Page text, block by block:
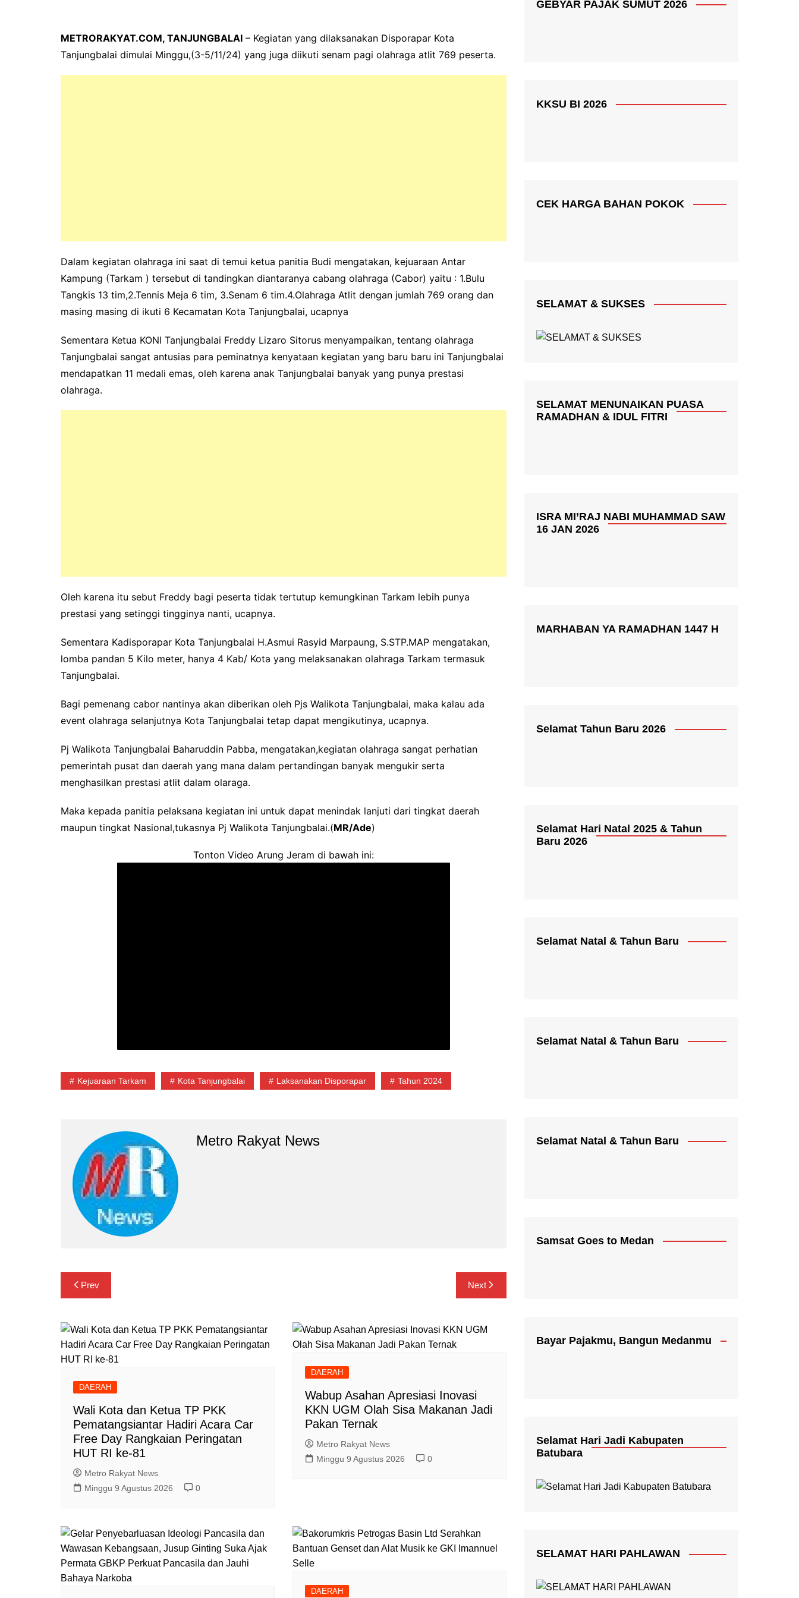
METRORAKYAT.COM, TANJUNGBALAI – Kegiatan yang dilaksanakan Disporapar Kota
Tanjungbalai dimulai Minggu,(3-5/11/24) yang juga diikuti senam pagi olahraga atlit 769 peserta.
Dalam kegiatan olahraga ini saat di temui ketua panitia Budi mengatakan, kejuaraan Antar
Kampung (Tarkam ) tersebut di tandingkan diantaranya cabang olahraga (Cabor) yaitu : 1.Bulu
Tangkis 13 tim,2.Tennis Meja 6 tim, 3.Senam 6 tim.4.Olahraga Atlit dengan jumlah 769 orang dan
masing masing di ikuti 6 Kecamatan Kota Tanjungbalai, ucapnya
Sementara Ketua KONI Tanjungbalai Freddy Lizaro Sitorus menyampaikan, tentang olahraga
Tanjungbalai sangat antusias para peminatnya kenyataan kegiatan yang baru baru ini Tanjungbalai
mendapatkan 11 medali emas, oleh karena anak Tanjungbalai banyak yang punya prestasi
olahraga.
Oleh karena itu sebut Freddy bagi peserta tidak tertutup kemungkinan Tarkam lebih punya
prestasi yang setinggi tingginya nanti, ucapnya.
Sementara Kadisporapar Kota Tanjungbalai H.Asmui Rasyid Marpaung, S.STP.MAP mengatakan,
lomba pandan 5 Kilo meter, hanya 4 Kab/ Kota yang melaksanakan olahraga Tarkam termasuk
Tanjungbalai.
Bagi pemenang cabor nantinya akan diberikan oleh Pjs Walikota Tanjungbalai, maka kalau ada
event olahraga selanjutnya Kota Tanjungbalai tetap dapat mengikutinya, ucapnya.
Pj Walikota Tanjungbalai Baharuddin Pabba, mengatakan,kegiatan olahraga sangat perhatian
pemerintah pusat dan daerah yang mana dalam pertandingan banyak mengukir serta
menghasilkan prestasi atlit dalam olaraga.
Maka kepada panitia pelaksana kegiatan ini untuk dapat menindak lanjuti dari tingkat daerah
maupun tingkat Nasional,tukasnya Pj Walikota Tanjungbalai.(MR/Ade)
Tonton Video Arung Jeram di bawah ini:
Kejuaraan Tarkam Kota Tanjungbalai Laksanakan Disporapar Tahun 2024
Metro Rakyat News
Navigasi
pos
Prev Next
DAERAH
Wali Kota dan Ketua TP PKK
Pematangsiantar Hadiri Acara Car
Free Day Rangkaian Peringatan
HUT RI ke-81
Metro Rakyat News
Minggu 9 Agustus 2026
0
DAERAH
Wabup Asahan Apresiasi Inovasi
KKN UGM Olah Sisa Makanan Jadi
Pakan Ternak
Metro Rakyat News
Minggu 9 Agustus 2026
0
DAERAH
GEBYAR PAJAK SUMUT 2026
KKSU BI 2026
CEK HARGA BAHAN POKOK
SELAMAT & SUKSES
SELAMAT MENUNAIKAN PUASA
RAMADHAN & IDUL FITRI
ISRA MI’RAJ NABI MUHAMMAD SAW
16 JAN 2026
MARHABAN YA RAMADHAN 1447 H
Selamat Tahun Baru 2026
Selamat Hari Natal 2025 & Tahun
Baru 2026
Selamat Natal & Tahun Baru
Selamat Natal & Tahun Baru
Selamat Natal & Tahun Baru
Samsat Goes to Medan
Bayar Pajakmu, Bangun Medanmu
Selamat Hari Jadi Kabupaten
Batubara
SELAMAT HARI PAHLAWAN